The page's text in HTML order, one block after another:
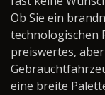
Ob Sie ein
technologischen
preiswertes,
eine breite